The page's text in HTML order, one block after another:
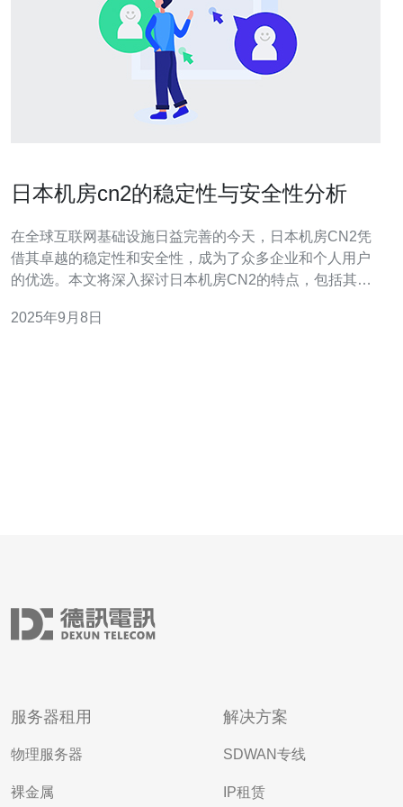
日本机房cn2的稳定性与安全性分析
在全球互联网基础设施日益完善的今天，日本机房CN2凭
借其卓越的稳定性和安全性，成为了众多企业和个人用户
的优选。本文将深入探讨日本机房CN2的特点，包括其网
助读者更好地理解为何选择CN2机房对业务的长远发展至
2025年9月8日
服务器租用
物理服务器
裸金属
解决方案
SDWAN专线
IP租赁